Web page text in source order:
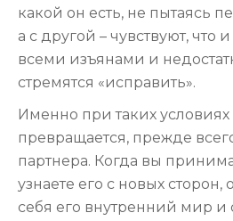
какой он есть, не пытаясь
а с другой – чувствуют, что
всеми изъянами и
стремятся «исправить».
Именно при таких
превращается, прежде
партнера. Когда вы
узнаете его с новых сторон,
себя его внутренний мир и